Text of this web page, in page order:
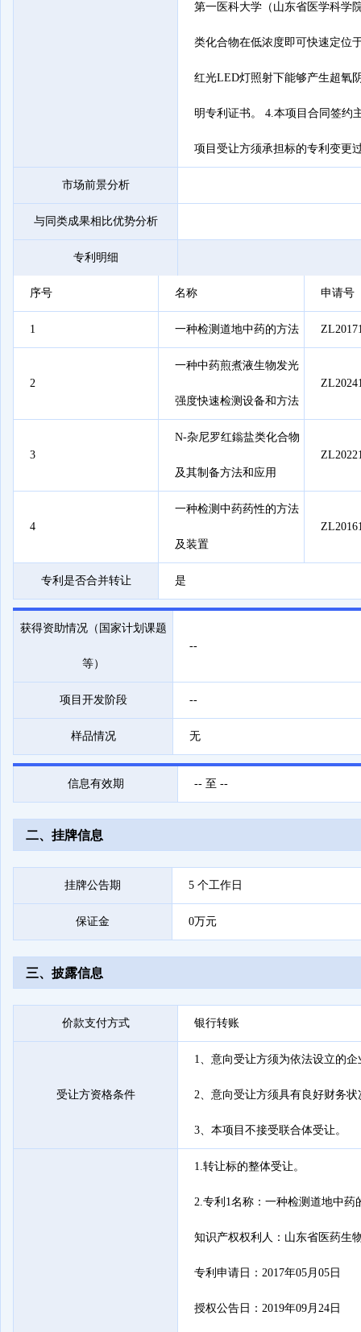
第一医科大学（山东省医学科学
类化合物在低浓度即可快速定位
红光LED灯照射下能够产生超氧
明专利证书。 4.本项目合同签约
项目受让方须承担标的专利变更
市场前景分析
与同类成果相比优势分析
专利明细
序号 名称 申请号
1 一种检测道地中药的方法
2
一种中药煎煮液生物发光
强度快速检测设备和方法
3
N-杂尼罗红鎓盐类化合物
及其制备方法和应用
4
一种检测中药药性的方法
及装置
专利是否合并转让 是
获得资助情况（国家计划课题
等）
--
项目开发阶段 --
样品情况 无
信息有效期 -- 至 --
二、挂牌信息
挂牌公告期 5 个工作日
保证金 0万元
三、披露信息
价款支付方式 银行转账
受让方资格条件
1、意向受让方须为依法设立的
2、意向受让方须具有良好财务
3、本项目不接受联合体受让。
1.转让标的整体受让。
2.专利1名称：一种检测道地中药
知识产权权利人：山东省医药生
专利申请日：2017年05月05日
授权公告日：2019年09月24日